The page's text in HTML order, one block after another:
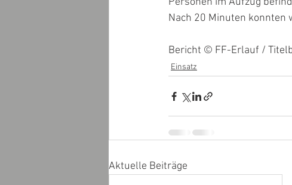
Nach 20 Minuten konnten
Bericht © FF-Erlauf /
Einsatz
Aktuelle Beiträge